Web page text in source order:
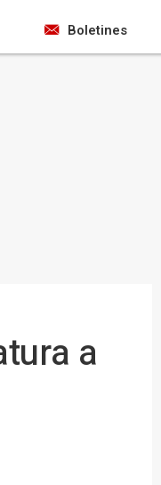
Boletines
a